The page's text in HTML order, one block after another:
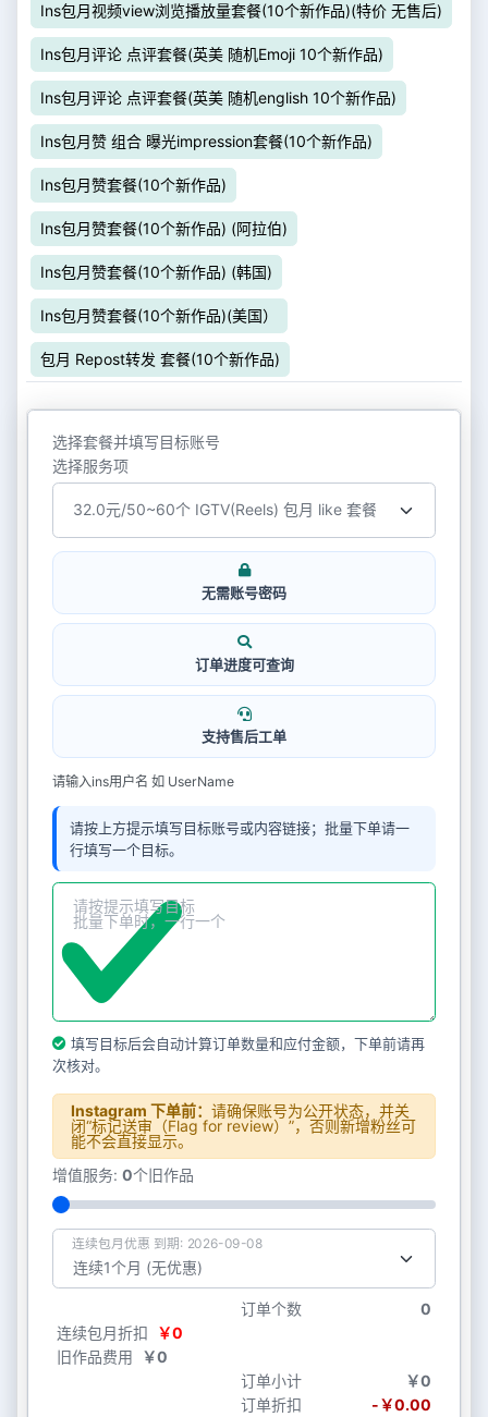
Ins包月视频view浏览播放量套餐(10个新作品)(特价 无售后)
Ins包月评论 点评套餐(英美 随机Emoji 10个新作品)
Ins包月评论 点评套餐(英美 随机english 10个新作品)
Ins包月赞 组合 曝光impression套餐(10个新作品)
Ins包月赞套餐(10个新作品)
Ins包月赞套餐(10个新作品) (阿拉伯)
Ins包月赞套餐(10个新作品) (韩国)
Ins包月赞套餐(10个新作品)(美国）
包月 Repost转发 套餐(10个新作品)
选择套餐并填写目标账号
选择服务项
无需账号密码
订单进度可查询
支持售后工单
请输入ins用户名 如 UserName
请按上方提示填写目标账号或内容链接；批量下单请一
行填写一个目标。
填写目标后会自动计算订单数量和应付金额，下单前请再
次核对。
Instagram 下单前： 请确保账号为公开状态，并关
闭“标记送审（Flag for review）”，否则新增粉丝可
能不会直接显示。
增值服务: 0个旧作品
连续包月优惠 到期: 2026-09-08
订单个数
0
连续包月折扣
￥0
旧作品费用
￥0
订单小计
￥0
订单折扣
-￥0.00